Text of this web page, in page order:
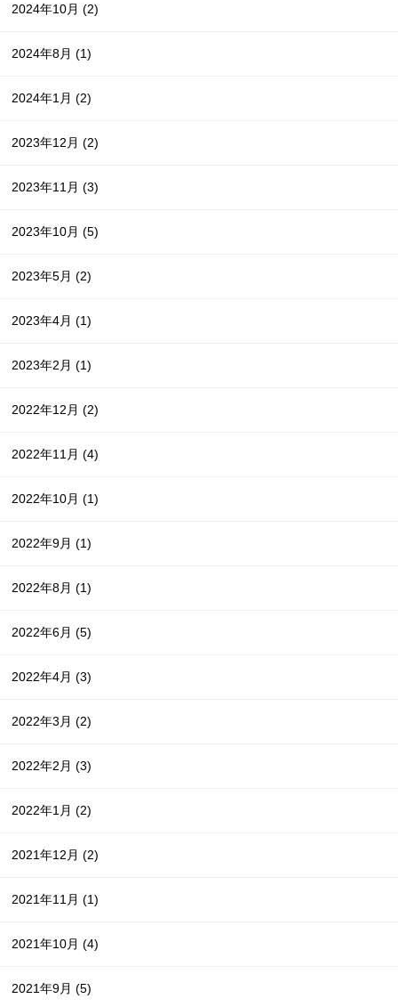
2024年10月(2)
2024年8月(1)
2024年1月(2)
2023年12月(2)
2023年11月(3)
2023年10月(5)
2023年5月(2)
2023年4月(1)
2023年2月(1)
2022年12月(2)
2022年11月(4)
2022年10月(1)
2022年9月(1)
2022年8月(1)
2022年6月(5)
2022年4月(3)
2022年3月(2)
2022年2月(3)
2022年1月(2)
2021年12月(2)
2021年11月(1)
2021年10月(4)
2021年9月(5)